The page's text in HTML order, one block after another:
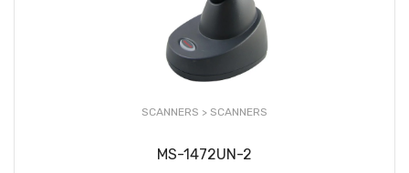
SCANNERS > SCANNERS
MS-1472UN-2